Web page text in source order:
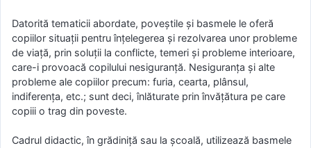
Datorită tematicii abordate, poveștile și basmele le oferă
copiilor situații pentru înțelegerea și rezolvarea unor probleme
de viață, prin soluții la conflicte, temeri și probleme interioare,
care-i provoacă copilului nesiguranță. Nesiguranța și alte
probleme ale copiilor precum: furia, cearta, plânsul,
indiferența, etc.; sunt deci, înlăturate prin învățătura pe care
copiii o trag din poveste.
Cadrul didactic, în grădiniță sau la școală, utilizează basmele